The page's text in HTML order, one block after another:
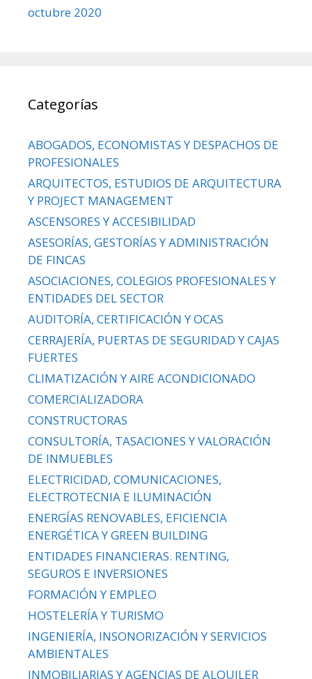
octubre 2020
Categorías
ABOGADOS, ECONOMISTAS Y DESPACHOS DE
PROFESIONALES
ARQUITECTOS, ESTUDIOS DE ARQUITECTURA
Y PROJECT MANAGEMENT
ASCENSORES Y ACCESIBILIDAD
ASESORÍAS, GESTORÍAS Y ADMINISTRACIÓN
DE FINCAS
ASOCIACIONES, COLEGIOS PROFESIONALES Y
ENTIDADES DEL SECTOR
AUDITORÍA, CERTIFICACIÓN Y OCAS
CERRAJERÍA, PUERTAS DE SEGURIDAD Y CAJAS
FUERTES
CLIMATIZACIÓN Y AIRE ACONDICIONADO
COMERCIALIZADORA
CONSTRUCTORAS
CONSULTORÍA, TASACIONES Y VALORACIÓN
DE INMUEBLES
ELECTRICIDAD, COMUNICACIONES,
ELECTROTECNIA E ILUMINACIÓN
ENERGÍAS RENOVABLES, EFICIENCIA
ENERGÉTICA Y GREEN BUILDING
ENTIDADES FINANCIERAS. RENTING,
SEGUROS E INVERSIONES
FORMACIÓN Y EMPLEO
HOSTELERÍA Y TURISMO
INGENIERÍA, INSONORIZACIÓN Y SERVICIOS
AMBIENTALES
INMOBILIARIAS Y AGENCIAS DE ALQUILER